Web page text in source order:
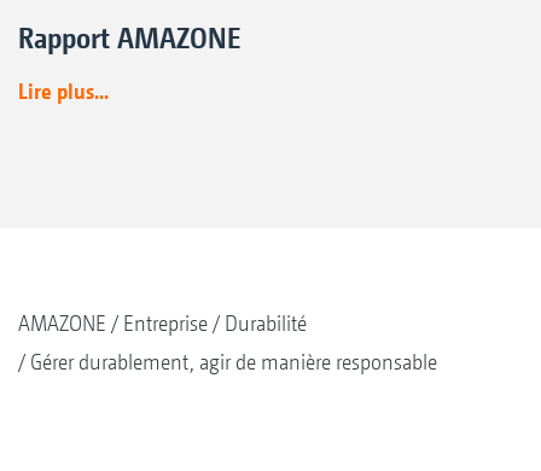
Rapport AMAZONE
Lire plus...
AMAZONE Entreprise
Durabilité
Gérer durablement, agir de manière responsable